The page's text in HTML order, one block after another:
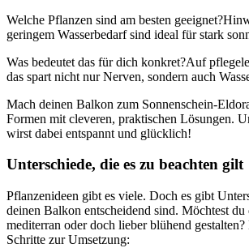
Welche Pflanzen sind am besten
geringem Wasserbedarf sind ideal für stark
Was bedeutet das für dich konkret?Auf
das spart nicht nur Nerven, sondern auch
Mach deinen Balkon zum Sonnenschein-
Formen mit cleveren, praktischen Lösungen.
wirst dabei entspannt und glücklich!
Unterschiede, die es zu beachten gilt
Pflanzenideen gibt es viele. Doch es gibt
deinen Balkon entscheidend sind. Möchtest
mediterran oder doch lieber blühend
Schritte zur Umsetzung: